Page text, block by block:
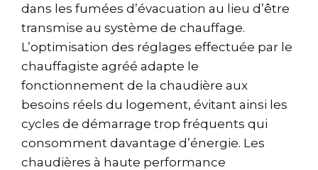
dans les fumées d’évacuation au lieu d’être
transmise au système de chauffage.
L’optimisation des réglages effectuée par le
chauffagiste agréé adapte le
fonctionnement de la chaudière aux
besoins réels du logement, évitant ainsi les
cycles de démarrage trop fréquents qui
consomment davantage d’énergie. Les
chaudières à haute performance